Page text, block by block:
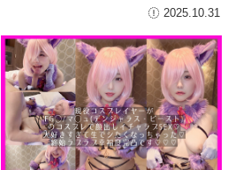
2025.10.31